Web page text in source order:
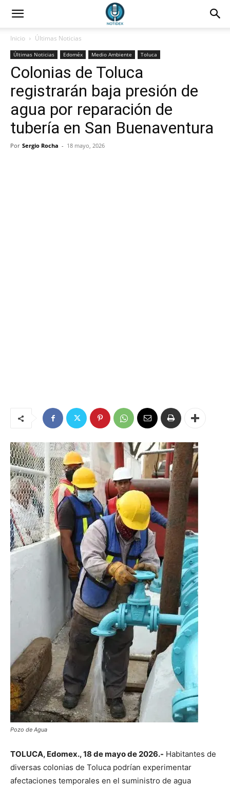
Inicio Últimas Noticias
Últimas Noticias Edoméx Medio Ambiente Toluca
Colonias de Toluca
registrarán baja presión de
agua por reparación de
tubería en San Buenaventura
Por Sergio Rocha - 18 mayo, 2026
Pozo de Agua
TOLUCA, Edomex., 18 de mayo de 2026.- Habitantes de
diversas colonias de Toluca podrían experimentar
afectaciones temporales en el suministro de agua